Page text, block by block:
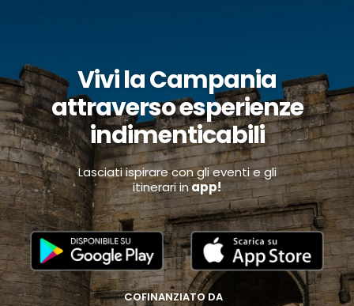
Vivi la Campania
attraverso esperienze
indimenticabili
Lasciati ispirare con gli eventi e gli
itinerari inapp!
COFINANZIATO DA